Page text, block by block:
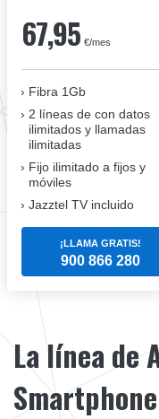
67,95 €/mes
Fibra 1Gb
2 líneas de con datos
ilimitados y llamadas
ilimitadas
Fijo ilimitado a fijos y
móviles
Jazztel TV incluido
¡LLAMA GRATIS!
900 866 280
La línea de
Smartphone